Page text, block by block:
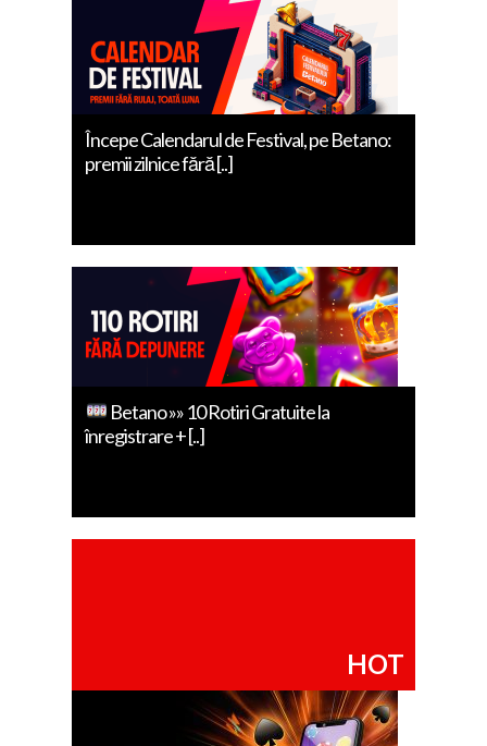
Începe Calendarul de Festival, pe Betano:
premii zilnice fără [..]
Betano »» 10 Rotiri Gratuite la
înregistrare + [..]
HOT